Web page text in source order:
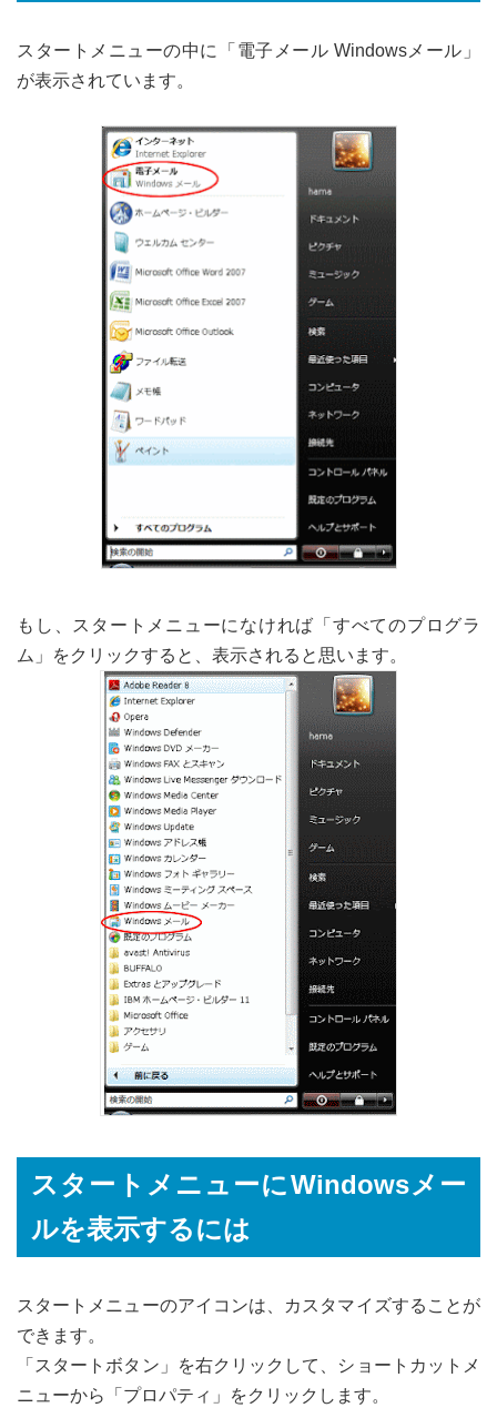
スタートメニューの中に「電子メール Windowsメール」
が表示されています。
もし、スタートメニューになければ「すべてのプログラ
ム」をクリックすると、表示されると思います。
スタートメニューにWindowsメー
ルを表示するには
スタートメニューのアイコンは、カスタマイズすることが
できます。
「スタートボタン」を右クリックして、ショートカットメ
ニューから「プロパティ」をクリックします。